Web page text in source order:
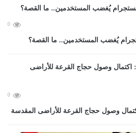
0
يُغضب المستخدمين.. ما القصة؟
0
وصول حجاج القرعة للأراضى المقدسة